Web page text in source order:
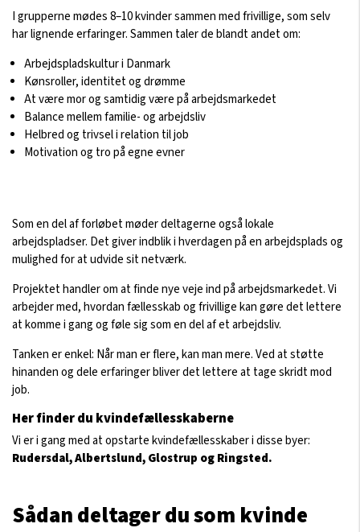
I grupperne mødes 8–10 kvinder sammen med frivillige, som selv
har lignende erfaringer. Sammen taler de blandt andet om:
Arbejdspladskultur i Danmark
Kønsroller, identitet og drømme
At være mor og samtidig være på arbejdsmarkedet
Balance mellem familie- og arbejdsliv
Helbred og trivsel i relation til job
Motivation og tro på egne evner
Som en del af forløbet møder deltagerne også lokale
arbejdspladser. Det giver indblik i hverdagen på en arbejdsplads og
mulighed for at udvide sit netværk.
Projektet handler om at finde nye veje ind på arbejdsmarkedet. Vi
arbejder med, hvordan fællesskab og frivillige kan gøre det lettere
at komme i gang og føle sig som en del af et arbejdsliv.
Tanken er enkel: Når man er flere, kan man mere. Ved at støtte
hinanden og dele erfaringer bliver det lettere at tage skridt mod
job.
Her finder du kvindefællesskaberne
Vi er i gang med at opstarte kvindefællesskaber i disse byer:
Rudersdal, Albertslund, Glostrup og Ringsted.
Sådan deltager du som kvinde